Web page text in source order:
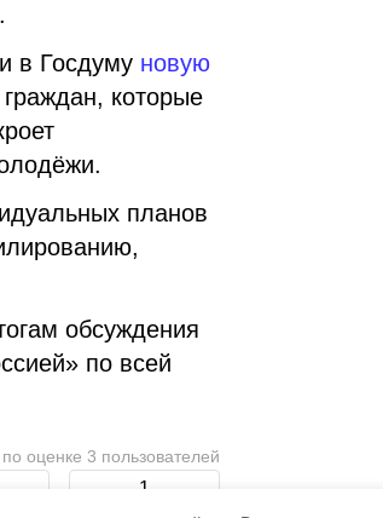
в Госдуму новую
которые
планов
обсуждения
по всей
по оценке 3 пользователей
1